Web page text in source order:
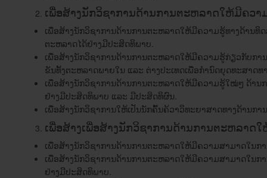
ເພື່ອສ້າງນັກວິຊາການດ້ານການຕະຫລາດໃຫ້ມີຄວ
ເພື່ອສ້າງນັກວິຊາການດ້ານການຕະຫລາດໃຫ້ມີຄວາມຮູ້ທາງດ້ານ
ຕະຫລາດໄດ້ຢ່າງມີປະສິດທິພາບ.
ເພື່ອສ້າງນັກວິຊາການດ້ານການຕະຫລາດໃຫ້ມີຄວາມຮູ້ກ່ຽວກັບກ
ຂັນທັ້ງຕະຫລາດພາຍໃນ ແລະ ຕ່່າງປະເທດເພື່ອກໍານົດຍຸດທະສາດ
ເພື່ອສ້າງນັກວິຊາການດ້ານການຕະຫລາດໃຫ້ມີຄວາມຮູ້ໃໝ່ໆ ດ້ານ
ຢ່າງມີປະສິດທິພາບ ແລະ ມີປະສິດທິຜົນ.
ເພື່ອສ້າງນັກວິຊາການໃຫ້ເປັນນັກຄົ້ນຄ້ວາວິທະຍາສາດທາງດ້ານກາ
ເພື່ອສ້າງເພື່ອສ້າງນັກວິຊາການດ້ານການຕະຫລາ
ເພື່ອສ້າງນັກວິຊາການດ້ານການຕະຫລາດໃຫ້ມີຄວາມສາມາດໃນກ
ເພື່ອສ້າງນັກວິຊາການດ້ານການຕະຫລາດໃຫ້ມີຄວາມສາມາດໃນ
ຢ່າງມີປະສິດທິພາບ.